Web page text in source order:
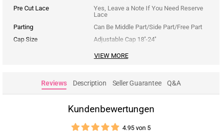
Pre Cut Lace
Yes, Leave a Note If You Need Reserve
Lace
Parting
Can Be Middle Part/Side Part/Free Part
Cap Size
Adjustable Cap 18''-24''
VIEW MORE
Reviews Description Seller Guarantee Q&A
Kundenbewertungen
4.95 von 5